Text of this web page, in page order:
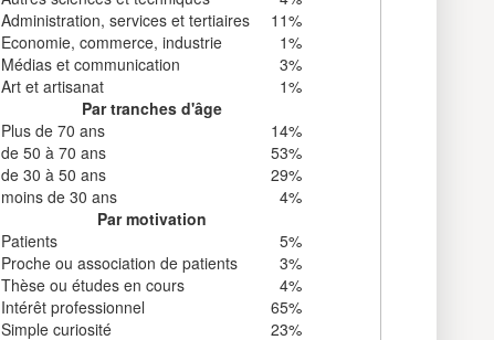
Administration, services et tertiaires
11%
Economie, commerce, industrie
1%
Médias et communication
3%
Art et artisanat
1%
Par tranches d'âge
Plus de 70 ans
14%
de 50 à 70 ans
53%
de 30 à 50 ans
29%
moins de 30 ans
4%
Par motivation
Patients
5%
Proche ou association de patients
3%
Thèse ou études en cours
4%
Intérêt professionnel
65%
Simple curiosité
23%